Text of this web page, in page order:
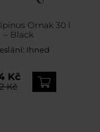
Ornak 30 l
– Black
Ihned
Kč
Kč